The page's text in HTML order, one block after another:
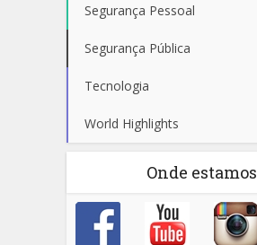
Segurança Pessoal
Segurança Pública
Tecnologia
World Highlights
Onde estamos